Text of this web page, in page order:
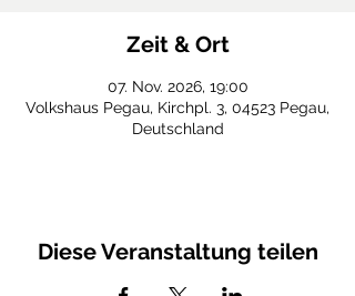
Zeit & Ort
07. Nov. 2026, 19:00
Volkshaus Pegau, Kirchpl. 3, 04523 Pegau,
Deutschland
Diese Veranstaltung teilen